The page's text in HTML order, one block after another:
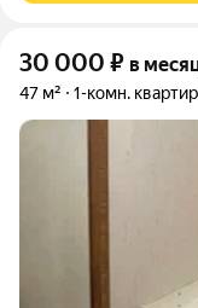
30 000 ₽ в
47 м² 1-комн.